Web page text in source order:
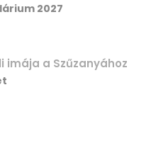
2027
imája a Szűzanyához